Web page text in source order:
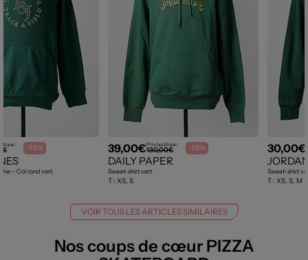
: -70%
- Col rond vert
39,00€Prix boutique :
130,00€ -70%
DAILY PAPER
Sweat-shirt vert
T : XS, S
30,00€
Sweat-shirt
T : XS, S, M
VOIR TOUS LES ARTICLES SIMILAIRES
Nos coups de cœur PIZZA